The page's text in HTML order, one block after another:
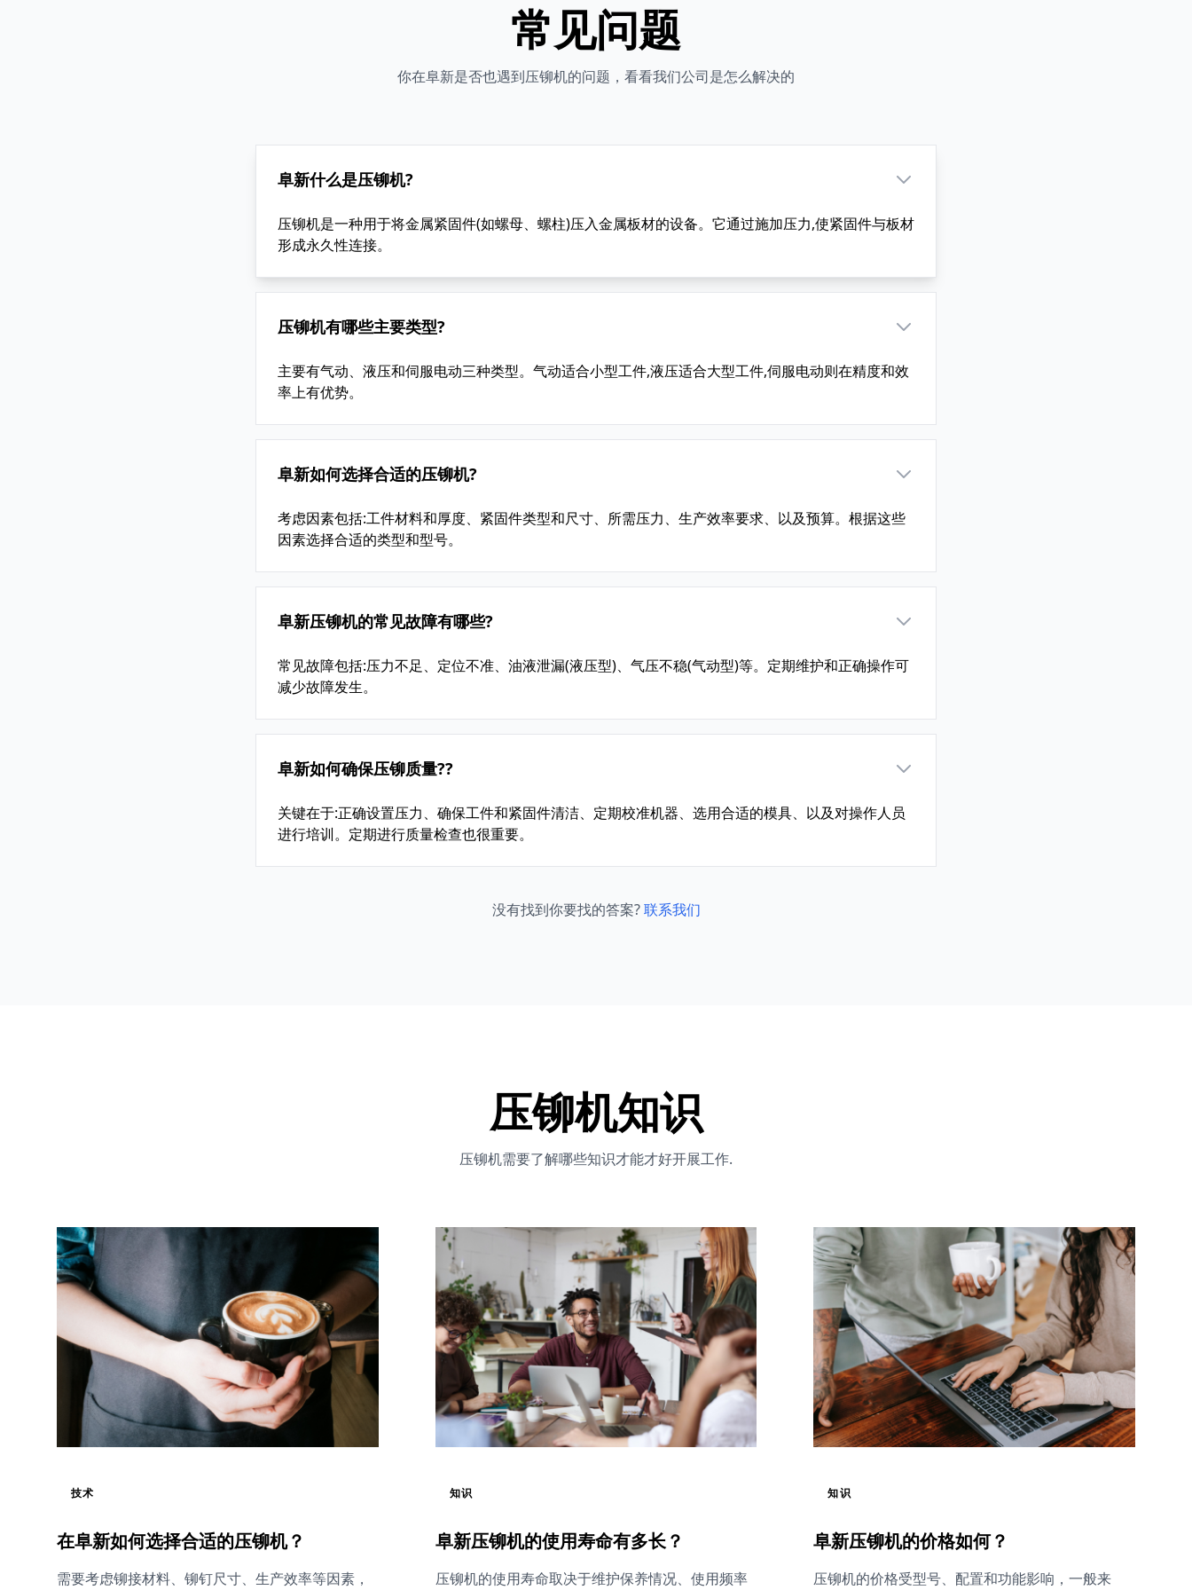
常见问题
你在阜新是否也遇到压铆机的问题，看看我们公司是怎么解决的
阜新什么是压铆机?
压铆机是一种用于将金属紧固件(如螺母、螺柱)压入金属板材的设备。它通过施加压力,使紧固件与板材
形成永久性连接。
压铆机有哪些主要类型?
主要有气动、液压和伺服电动三种类型。气动适合小型工件,液压适合大型工件,伺服电动则在精度和效
率上有优势。
阜新如何选择合适的压铆机?
考虑因素包括:工件材料和厚度、紧固件类型和尺寸、所需压力、生产效率要求、以及预算。根据这些
因素选择合适的类型和型号。
阜新压铆机的常见故障有哪些?
常见故障包括:压力不足、定位不准、油液泄漏(液压型)、气压不稳(气动型)等。定期维护和正确操作可
减少故障发生。
阜新如何确保压铆质量??
关键在于:正确设置压力、确保工件和紧固件清洁、定期校准机器、选用合适的模具、以及对操作人员
进行培训。定期进行质量检查也很重要。
没有找到你要找的答案?联系我们
压铆机知识
压铆机需要了解哪些知识才能才好开展工作.
技术
在阜新如何选择合适的压铆机？
需要考虑铆接材料、铆钉尺寸、生产效率等因素，
知识
阜新压铆机的使用寿命有多长？
压铆机的使用寿命取决于维护保养情况、使用频率
知识
阜新压铆机的价格如何？
压铆机的价格受型号、配置和功能影响，一般来